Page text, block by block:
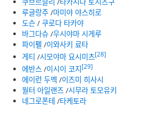
쿠브르슬리 /타카시나 토시츠구
루글랑주 /마미야 야스히로
도슨 /쿠로다 타카야
바그다슈 /우시야마 시게루
파이펠 /이와사키 료타
게티 /시모야마 요시미츠[28]
에반스 /이시이 코지[29]
에이런 두멕 /이즈미 히사시
월터 아일랜즈 /시무라 토모유키
네그로폰테 /타케토라